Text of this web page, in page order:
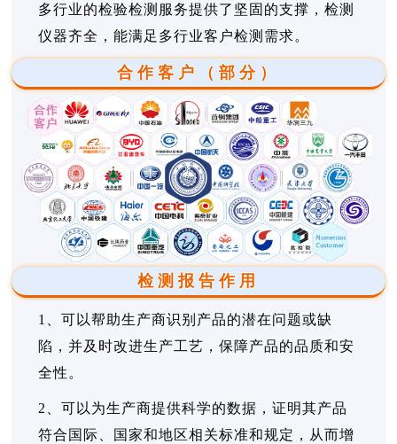
多行业的检验检测服务提供了坚固的支撑，检测
仪器齐全，能满足多行业客户检测需求。
合作客户（部分）
检测报告作用
1、可以帮助生产商识别产品的潜在问题或缺
陷，并及时改进生产工艺，保障产品的品质和安
全性。
2、可以为生产商提供科学的数据，证明其产品
符合国际、国家和地区相关标准和规定，从而增